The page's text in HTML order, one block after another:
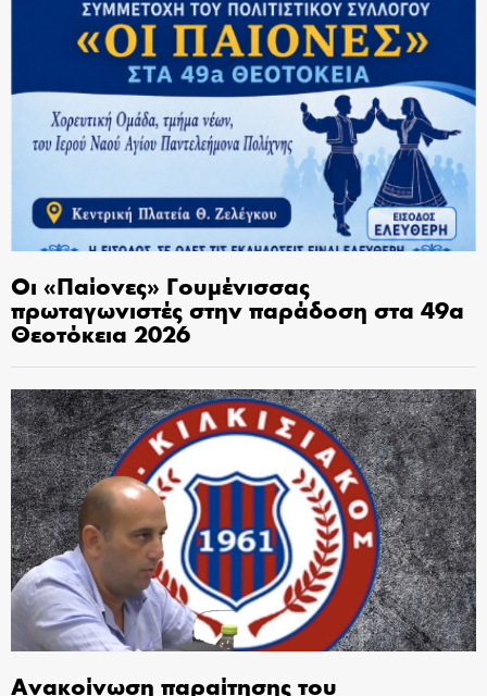
Οι «Παίονες» Γουμένισσας
πρωταγωνιστές στην παράδοση στα 49α
Θεοτόκεια 2026
Ανακοίνωση παραίτησης του